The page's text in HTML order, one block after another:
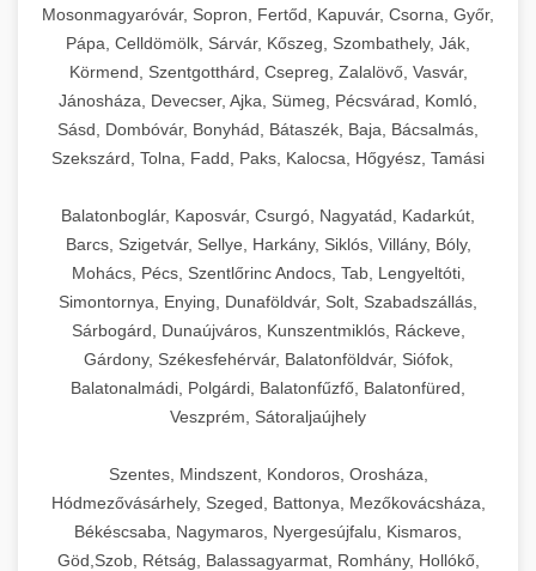
Mosonmagyaróvár, Sopron, Fertőd, Kapuvár, Csorna, Győr,
Pápa, Celldömölk, Sárvár, Kőszeg, Szombathely, Ják,
Körmend, Szentgotthárd, Csepreg, Zalalövő, Vasvár,
Jánosháza, Devecser, Ajka, Sümeg, Pécsvárad, Komló,
Sásd, Dombóvár, Bonyhád, Bátaszék, Baja, Bácsalmás,
Szekszárd, Tolna, Fadd, Paks, Kalocsa, Hőgyész, Tamási
Balatonboglár, Kaposvár, Csurgó, Nagyatád, Kadarkút,
Barcs, Szigetvár, Sellye, Harkány, Siklós, Villány, Bóly,
Mohács, Pécs, Szentlőrinc Andocs, Tab, Lengyeltóti,
Simontornya, Enying, Dunaföldvár, Solt, Szabadszállás,
Sárbogárd, Dunaújváros, Kunszentmiklós, Ráckeve,
Gárdony, Székesfehérvár, Balatonföldvár, Siófok,
Balatonalmádi, Polgárdi, Balatonfűzfő, Balatonfüred,
Veszprém, Sátoraljaújhely
Szentes, Mindszent, Kondoros, Orosháza,
Hódmezővásárhely, Szeged, Battonya, Mezőkovácsháza,
Békéscsaba, Nagymaros, Nyergesújfalu, Kismaros,
Göd,Szob, Rétság, Balassagyarmat, Romhány, Hollókő,